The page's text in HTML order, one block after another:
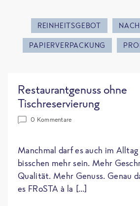
REINHEITSGEBOT
PAPIERVERPACKUNG
Restaurantgenuss ohne
Tischreservierung
0 Kommentare
Manchmal darf es auch im
bisschen mehr sein. Mehr
Qualität. Mehr Genuss. Genau
es FRoSTA à la […]